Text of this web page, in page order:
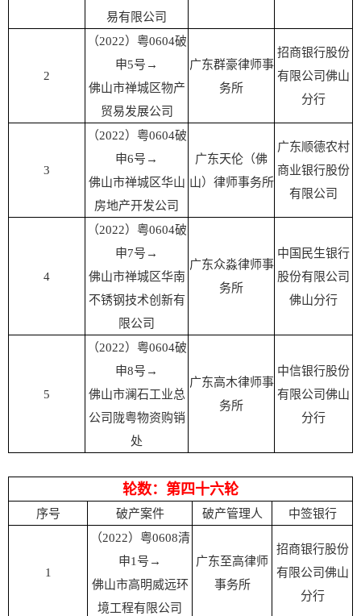
易有限公司
2
（2022）粤0604破
申5号 →
佛山市禅城区物产
贸易发展公司
广东群豪律师事
务所
招商银行股份
有限公司佛山
分行
3
（2022）粤0604破
申6号 →
佛山市禅城区华山
房地产开发公司
广东天伦（佛
山）律师事务所
广东顺德农村
商业银行股份
有限公司
4
（2022）粤0604破
申7号 →
佛山市禅城区华南
不锈钢技术创新有
限公司
广东众淼律师事
务所
中国民生银行
股份有限公司
佛山分行
5
（2022）粤0604破
申8号 →
佛山市澜石工业总
公司陇粤物资购销
处
广东高木律师事
务所
中信银行股份
有限公司佛山
分行
轮数：第四十六轮
序号 破产案件 破产管理人 中签银行
1
（2022）粤0608清
申1号 →
佛山市高明威远环
境工程有限公司
广东至高律师
事务所
招商银行股份
有限公司佛山
分行